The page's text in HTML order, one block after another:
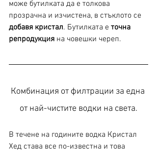
може бутилката да е толкова
прозрачна и изчистена, в стъклото се
добавя кристал. Бутилката е точна
репродукция на човешки череп.
Комбинация от филтрации за една
от най-чистите водки на света.
В течене на годините водка Кристал
Хед става все по-известна и това